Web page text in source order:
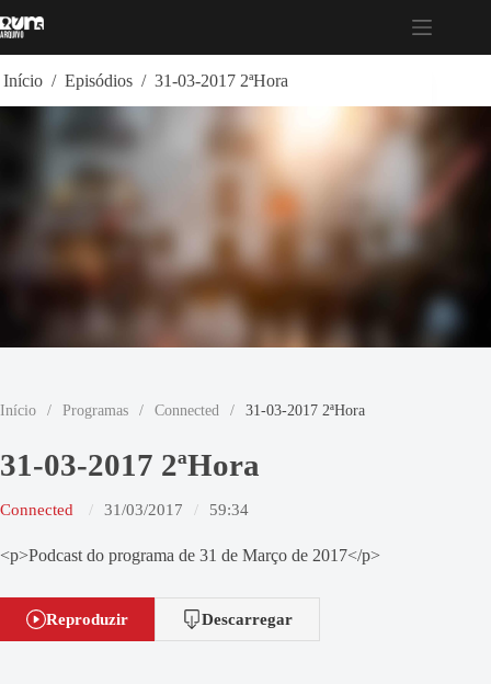
para
Início / Episódios / 31-03-2017 2ªHora
Início / Programas / Connected / 31-03-2017 2ªHora
31-03-2017 2ªHora
Connected 31/03/2017 59:34
<p>Podcast do programa de 31 de Março de 2017</p>
Reproduzir Descarregar